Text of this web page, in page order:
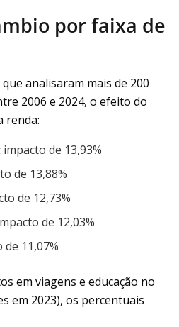
por faixa de
analisaram mais de 200
2006 e 2024, o efeito do
renda:
impacto de 13,93%
de 13,88%
de 12,73%
de 12,03%
de 11,07%
em viagens e educação no
em 2023), os percentuais